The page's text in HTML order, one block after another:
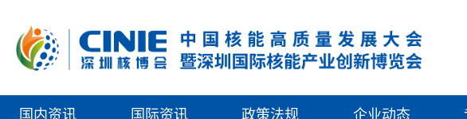
国内资讯 国际资讯 政策法规 企业动态